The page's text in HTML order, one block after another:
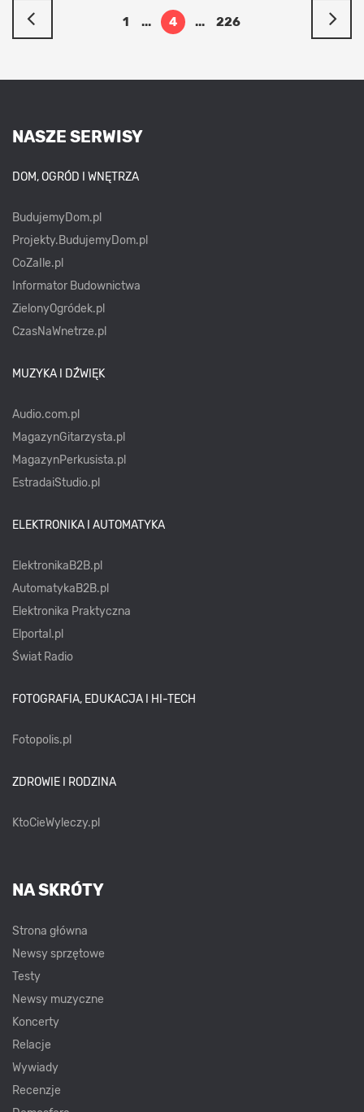
1 ... 4 ... 226
NASZE SERWISY
DOM, OGRÓD I WNĘTRZA
BudujemyDom.pl
Projekty.BudujemyDom.pl
CoZaIle.pl
Informator Budownictwa
ZielonyOgródek.pl
CzasNaWnetrze.pl
MUZYKA I DŹWIĘK
Audio.com.pl
MagazynGitarzysta.pl
MagazynPerkusista.pl
EstradaiStudio.pl
ELEKTRONIKA I AUTOMATYKA
ElektronikaB2B.pl
AutomatykaB2B.pl
Elektronika Praktyczna
Elportal.pl
Świat Radio
FOTOGRAFIA, EDUKACJA I HI-TECH
Fotopolis.pl
ZDROWIE I RODZINA
KtoCieWyleczy.pl
NA SKRÓTY
Strona główna
Newsy sprzętowe
Testy
Newsy muzyczne
Koncerty
Relacje
Wywiady
Recenzje